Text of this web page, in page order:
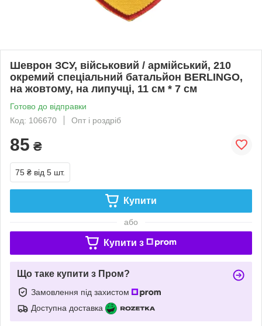
Шеврон ЗСУ, військовий / армійський, 210
окремий спеціальний батальйон BERLINGO,
на жовтому, на липучці, 11 см * 7 см
Готово до відправки
Код: 106670
Опт і роздріб
85 ₴
75 ₴ від 5 шт.
Купити
або
Купити з
Що таке купити з Пром?
Замовлення під захистом
Доступна доставка